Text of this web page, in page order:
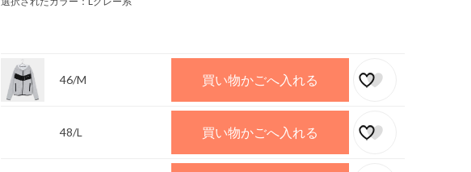
46/M 買い物かごへ入れる
48/L 買い物かごへ入れる